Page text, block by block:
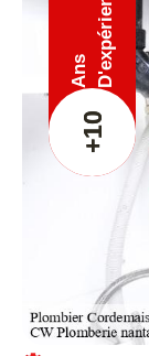
+10
Ans D'expérience